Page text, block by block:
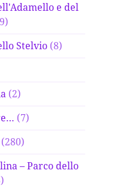
e del
Stelvio (8)
(2)
(7)
(280)
– Parco dello